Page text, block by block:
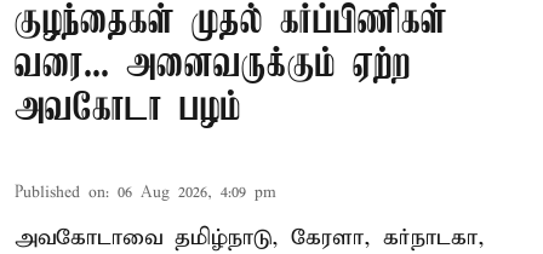
குழந்தைகள் முதல் கர்ப்பிணிகள்
வரை... அனைவருக்கும் ஏற்ற
அவகோடா பழம்
Published on: 06 Aug 2026, 4:09 pm
அவகோடாவை தமிழ்நாடு, கேரளா, கர்நாடகா,